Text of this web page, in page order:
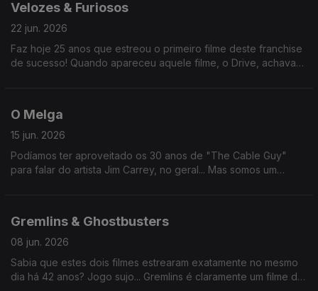
Velozes & Furiosos
22 jun. 2026
Faz hoje 25 anos que estreou o primeiro filme deste franchise
de sucesso! Quando apareceu aquele filme, o Drive, achava
O Melga
15 jun. 2026
Podíamos ter aproveitado os 30 anos de "The Cable Guy"
para falar do artista Jim Carrey, no geral... Mas somos um
Gremlins & Ghostbusters
08 jun. 2026
Sabia que estes dois filmes estrearam exatamente no mesmo
dia há 42 anos? Jogo sujo... Gremlins é claramente um filme de